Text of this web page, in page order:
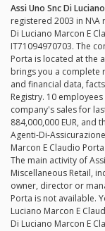
Assi Uno Snc Di
registered 2003 in N\A
Di Luciano Marcon E
IT71094970703. The
Porta is located at the
brings you a complete
and financial data,
Registry. 10
company's sales for
884,000,000 EUR, and
Agenti-Di-
Marcon E Claudio
The main activity of
Miscellaneous Retail,
owner, director or
Porta is not available.
Luciano Marcon E
Di Luciano Marcon E